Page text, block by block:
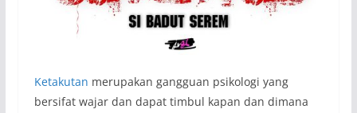
Ketakutan merupakan gangguan psikologi yang
bersifat wajar dan dapat timbul kapan dan dimana